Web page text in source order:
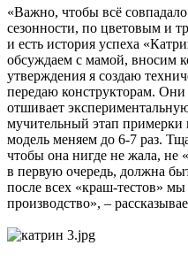
«Важно, чтобы всё
сезонности, по цветовым и
и есть история успеха
обсуждаем с мамой, вносим
утверждения я создаю
передаю конструкторам. Они
отшивает
мучительный этап примерки
модель меняем до 6-7 раз.
чтобы она нигде не жала,
в первую очередь, должна
после всех «краш-тестов» мы
производство», –